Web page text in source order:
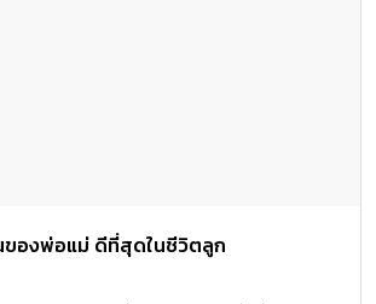
องพ่อแม่ ดีที่สุดในชีวิตลูก